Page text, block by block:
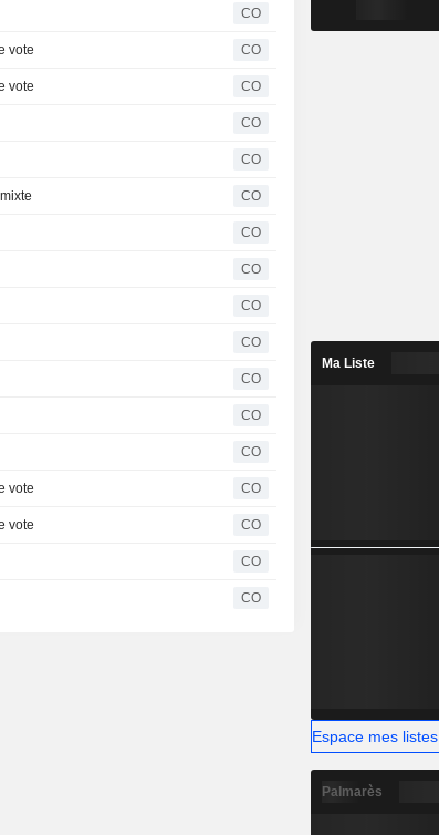
CO
vote CO
vote CO
CO
CO
CO
CO
CO
CO
CO
CO
CO
CO
vote CO
vote CO
CO
CO
Ma Liste
Espace mes listes
Palmarès